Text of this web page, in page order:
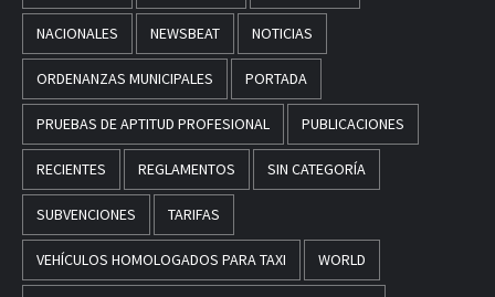
NACIONALES NEWSBEAT NOTICIAS
ORDENANZAS MUNICIPALES PORTADA
PRUEBAS DE APTITUD PROFESIONAL PUBLICACIONES
RECIENTES REGLAMENTOS SIN CATEGORÍA
SUBVENCIONES TARIFAS
VEHÍCULOS HOMOLOGADOS PARA TAXI WORLD